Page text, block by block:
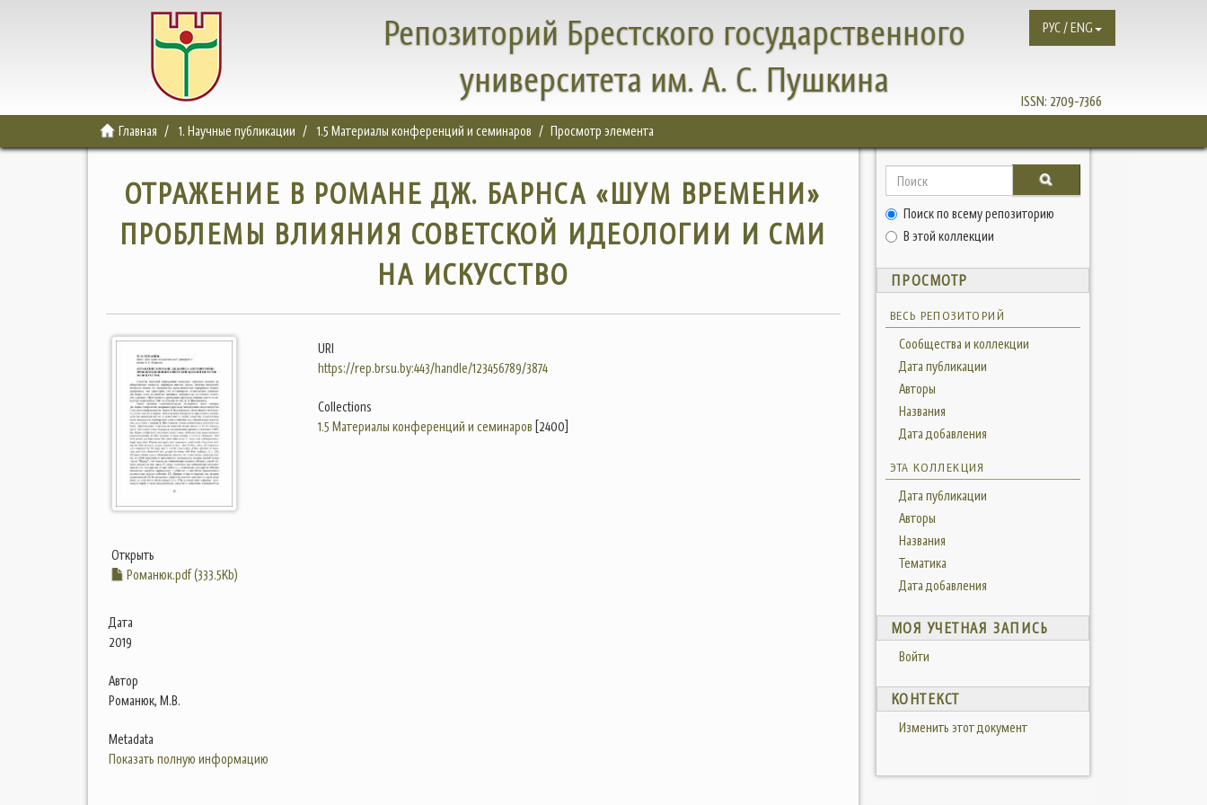
Репозиторий Брестского государственного
университета им. А. С. Пушкина
ISSN: 2709-7366
РУС / ENG
Главная 1. Научные публикации 1.5 Материалы конференций и семинаров Просмотр элемента
ОТРАЖЕНИЕ В РОМАНЕ ДЖ. БАРНСА «ШУМ ВРЕМЕНИ»
ПРОБЛЕМЫ ВЛИЯНИЯ СОВЕТСКОЙ ИДЕОЛОГИИ И СМИ
НА ИСКУССТВО
Открыть
Романюк.pdf (333.5Kb)
Дата
2019
Автор
Романюк, М.В.
Metadata
Показать полную информацию
URI
https://rep.brsu.by:443/handle/123456789/3874
Collections
1.5 Материалы конференций и семинаров [2400]
Поиск по всему репозиторию
В этой коллекции
ПРОСМОТР
ВЕСЬ РЕПОЗИТОРИЙ
Сообщества и коллекции
Дата публикации
Авторы
Названия
Дата добавления
ЭТА КОЛЛЕКЦИЯ
Дата публикации
Авторы
Названия
Тематика
Дата добавления
МОЯ УЧЕТНАЯ ЗАПИСЬ
Войти
КОНТЕКСТ
Изменить этот документ